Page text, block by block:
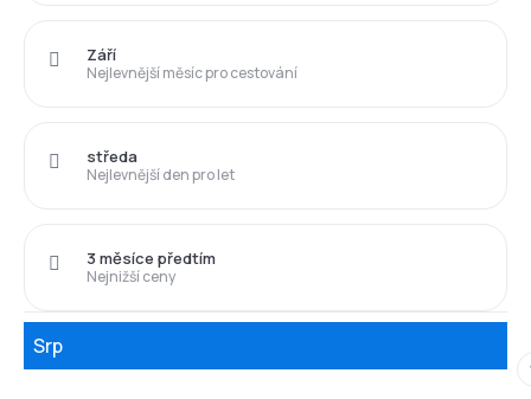
Nejlevnější měsíc pro cestování
Září
Nejlevnější den pro let
středa
Nejnižší ceny
3 měsíce předtím
Srp